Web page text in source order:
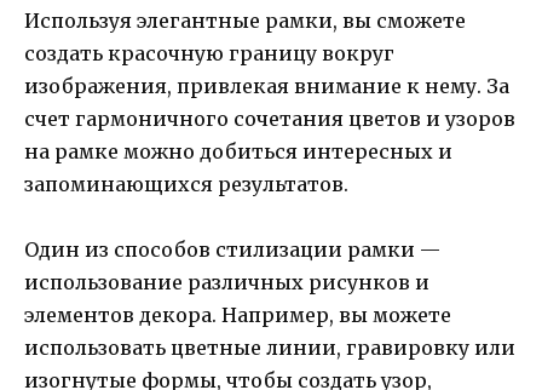
Используя элегантные рамки, вы сможете
создать красочную границу вокруг
изображения, привлекая внимание к нему. За
счет гармоничного сочетания цветов и узоров
на рамке можно добиться интересных и
запоминающихся результатов.
Один из способов стилизации рамки —
использование различных рисунков и
элементов декора. Например, вы можете
использовать цветные линии, гравировку или
изогнутые формы, чтобы создать узор,